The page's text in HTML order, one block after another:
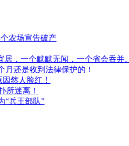
农场宣告破产
，一个默默无闻，一个省会吞并。
月还是收到法律保护的！
然人脸红！
所迷离！
“兵王部队”